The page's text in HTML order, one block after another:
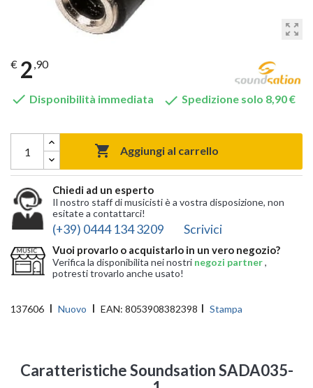
zoom_out_map
€ 2,90
 Disponibilità immediata  Spedizione solo 8,90 €
 Aggiungi al carrello
Chiedi ad un esperto
Il nostro staff di musicisti è a vostra disposizione, non
esitate a contattarci!
(+39) 0444 134 3209 Scrivici
Vuoi provarlo o acquistarlo in un vero negozio?
Verifica la disponibilita nei nostri negozi partner,
potresti trovarlo anche usato!
137606 Nuovo EAN: 8053908382398 Stampa
Caratteristiche Soundsation SADA035-